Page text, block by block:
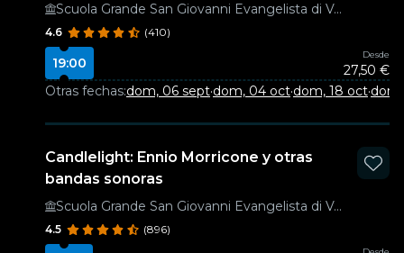
Scuola Grande San Giovanni Evangelista di Venezia
4.6 (410)
19:00
Desde
27,50 €
Otras fechas:dom, 06 sept·dom, 04 oct·dom, 18 oct·
Candlelight: Ennio Morricone y otras
bandas sonoras
Scuola Grande San Giovanni Evangelista di Venezia
4.5 (896)